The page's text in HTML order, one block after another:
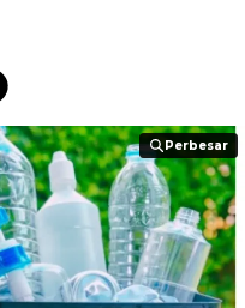
Perbesar
Perbesar